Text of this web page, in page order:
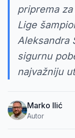
priprema
Lige
Aleksandra
sigurnu
najvažniju
Marko Ilić
Autor